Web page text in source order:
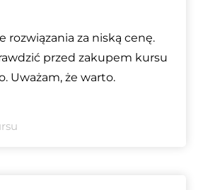
rozwiązania za niską cenę.
przed zakupem kursu
Uważam, że warto.